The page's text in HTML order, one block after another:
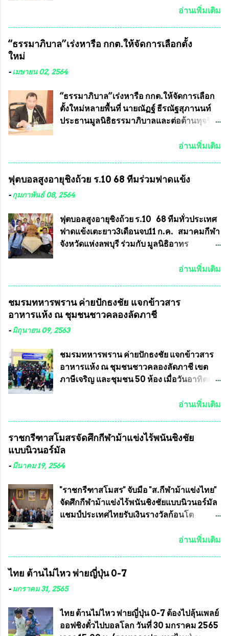
พิษทางทหารไม่ต้องนำเข้า ไม่ต้องเปลืองงบ
ประโยชน์อื่นอีกมากมาย อันจะเป็นประโยชน์
กับประเทศชาติอย่างยิ่ง ผมจะดีใจและภูมิใจ
ได้รับการผลิตในประเทศลดการนำเข้าโดยเด็ด
ประเทศได้ โดยทีมทนายความและทีม
งา...
พระเครื่องพระบูชาไทย บรรจุให้มีในรายการ
หลวงพ่อคูณ และพระเครื่องหลวงปู่หมุน แต่
พระเครื่องหลวงพ่อคูณ มีเพียงบางรุ่นเท่านั้นที่
หลวงพ่อคูณ มีการจัดสร้างไว้มากมายหลาย
การบรรจุพระเครื่องหลวงพ่อพัฒน์ ให้มีการ
ประกวดแบบถาวรบ้าง ก็คงจะมีการคัดเลือก
เพียงบางรุ่นเช่นกัน เนื่องจากพระเครื่องหลวง
เดียวกับพระเครื่องหลวงพ่อคูณ ซึ่งท่านนายก
คุณสมบัติชัดเจนดังนี้ 1.)พระทุกองค์จะต้อง
ตอกโค๊ตและรันหมายเลข (พร้อมทั้งมีการทำ
ประกาศจำนวนการจัดสร้างให้ชัดเจน ว่าสร้าง
จำนวนเท่าไหร่ (เพื่อป้องกันการปั๊มเสริมใน
ภายหลัง) 3.)มีวัตถุประสงค์ที...
อ่านเพิ่มเติม
“ธรรมาภิบาล”เร่งหารือ กกต.ให้จัดการเลือกตั้ง
ใหม่
-เมษายน 02, 2564
“ธรรมาภิบาล”เร่งหารือ กกต.ให้จัดการเลือก
ตั้งใหม่หลายพื้นที่ นายณัฏฐ์ ธีรณัฐสุภานนท์
ประธานมูลนิธิธรรมาภิบาลและต่อต้านทุจริต
สมาชิกสภาเทศบาลทั่วประเทศเมื่อวันที่ 28
ทำความผิดกฎหมายการเลือกตั้ง นายณัฏฐ์ ธีร
ณัฐสุภานนท์ เปิดเผยว่า “ยกตัวอย่างในเขต
การเลือกตั้งต้องแสวงหาข้อเท็จจริงและดำเนิน
การจัดให้มีการเลือกตั้งใหม่ เพราะมีการร้อง
เรียนการกระทำความผิดกฎหมายการเลือกตั้ง
เลขาธิการคณะกรรมการการเลือกตั้ง เพื่อให้
การเลือกตั้งจะดำเนินการจัดให้มีการเลือกตั้ง
ใหม่อีกครั้ง ประธานมูลนิธิธรรมาภิบาลและ
ต่อต้านทุจริต กล่าวต่ออีกว่า “นครเชียงใหม่
ต้องส่งเสริมให้ผู้นำในระดับต่างๆมีหลักธร
รมาภิบาลในการบริหารราชการแผ่นดิน คณะ
กรรมการการเลือกตั้งถือเป็นองค์กรอิสระตาม
อ่านเพิ่มเติม
ฟุตบอลสูงอายุชิงถ้วย ร.10 68 ทีมร่วมฟาดแข้ง
-กุมภาพันธ์ 08, 2564
ฟุตบอลสูงอายุชิงถ้วย ร.10 68 ทีมทั่วประเทศ
ฟาดแข้งเตะยาว3เดือนจบ11 ก.ค. สมาคมกีฬา
จังหวัดแห่งลพบุรี ร่วมกับ มูลนิธิอาทร
แข่งขันฟุตบอลสูงอายุชิงแชมป์ประเทศไทย ชิง
อดีตนักเตะทีมชาติอนุญาตให้ลงแข่งขันได้ ทีม
แชมป์ได้รับ 150,000 บาท พร้อมได้สิทธิ์ไป
ทัวร์ต่างประเทศอีกด้วย ที่ห้องประชุม โรงทาน
ลพบุรี ท่านเจ้าคุณ พระราชวิสุทธิ ประชานาถ
(หลวงพ่อ อลงกต ) ในฐานะประธานมูลนิธิ
ประชานาถ และ ประธานอำนวยการจัดการ
ถ้วยพระราชทาน สมเด็จพระเจ้าอยู่หัว มหา
อำนวยการจัดการแข่งขัน และ นายวีรยุทธ
สวัสดี ประธานคณะกรรมการจัดการแข่งขัน
และคณะทำงาน ได้ร่วมกันประชุมหารือ
อายุ ชิงแชมป์ประเทศไทย ครั้งที่ 1 ประจำปี
2564 กำหนดแข่งขันระหว่างวันที่ 24
เมษายน จนถึงว...
อ่านเพิ่มเติม
ชมรมทหารพราน ค่ายปักธงชัย แจกข้าวสาร
อาหารแห้ง ณ​ ชุมชนชาวคลองลัดภาชี
-มิถุนายน 09, 2563
ชมรมทหารพราน ค่ายปักธงชัย แจกข้าวสาร
อาหารแห้ง ณ​ ชุมชนชาวคลองลัดภาชี เขต
ภาษีเจริญ และชุมชน 50 ห้อง เมื่อวันอาทิตย์ที่
ปักธงชัย กรุงเทพมหานครโดย พันเอกสมศักดิ์
กรุงเทพมหานคร ได้เป็นประธาน แจก
ข้าวสาร อาหารแห้ง ให้กับพี่น้องชุมชนชาว
คลองลัดภาชี เขตภาษีเจริญ และชุมชน 50
ทีมงาน ต้องขออภัย ที่ไม่ได้เอ่ยชื่อเต็มสังกัด
เพราะท่านขอสงวนเอาไว้ พันอากาศเอก ทอง
อินทร์ พรหมสุวรรณ ท่านรองกัมปนาท ผู้ร่วม
ครั้งนี้ได้ เนื่องจาก ติดธุระเร่งด่วน จึงได้มอบ
ความสงบเรียบร้อย นางฉวีวรรณ ตระกูลธรรม
ประธานชุมชน คลองลัดภาชีเขตภาษีเจริญ
สท.ทพ. สมนึก ปัทมาลัยที่ปรึกษา และการแจก
ความ ร้องขอจากประธานชุมชนคลองลัดภาชี
เขตภาษีเจริญ !!พี่น้องชุมชนได้รับความเดือด
อ่านเพิ่มเติม
ราชกรีฑาสโมสรจัดศึกกีฬาม้าแข่งไร้พนันชิงชัย
แบบนิวนอร์มัล
-มีนาคม 19, 2564
"ราชกรีฑาสโมสร" จับมือ "ส.กีฬาม้าแข่งไทย"
จัดศึกกีฬาม้าแข่งไร้พนันชิงชัยแบบนิวนอร์มัล
แชมป์ประเทศไทยรับเงินรางวัลก้อนโต
พล.อ.วิชญ เทพหัสดิน ณ อยุธยา นายกสมาคม
จัดการแข่งขันร่วมกัน ระหว่างสมาคม
ราชกรีฑาสโมสร กับ สมาคมกีฬาม้าแข่งไทย
ที่ห้องประชุมมูลนิธิโอลิมปิคไทย (บ้าน
นนท์ ประธานคณะกรรมการอำนวยการแข่ง
ม้า พร้อมด้วย นายเต็มสุข สุวรรณศร
อ่านเพิ่มเติม
ไทย ต้านไม่ไหว พ่ายญี่ปุ่น 0-7
-มกราคม 31, 2565
ไทย ต้านไม่ไหว พ่ายญี่ปุ่น 0-7 ต้องไปลุ้นเพลย์
ออฟชิงตั๋วไปบอลโลก วันที่ 30 มกราคม 2565